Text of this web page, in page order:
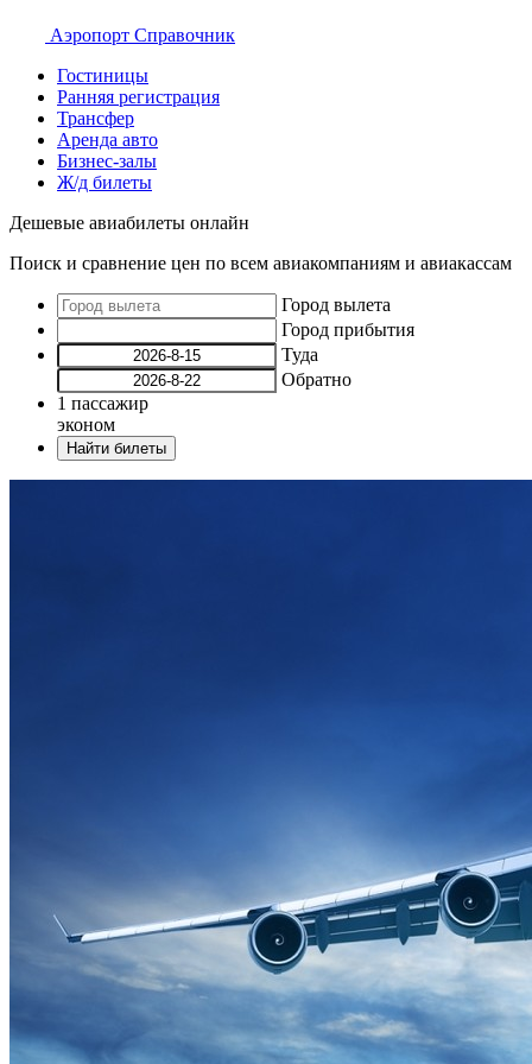
Аэропорт Справочник
Гостиницы
Ранняя регистрация
Трансфер
Аренда авто
Бизнес-залы
Ж/д билеты
Дешевые авиабилеты онлайн
Поиск и сравнение цен по всем авиакомпаниям и авиакассам
Город вылета
Город прибытия
Туда
Обратно
1 пассажир
эконом
Найти билеты